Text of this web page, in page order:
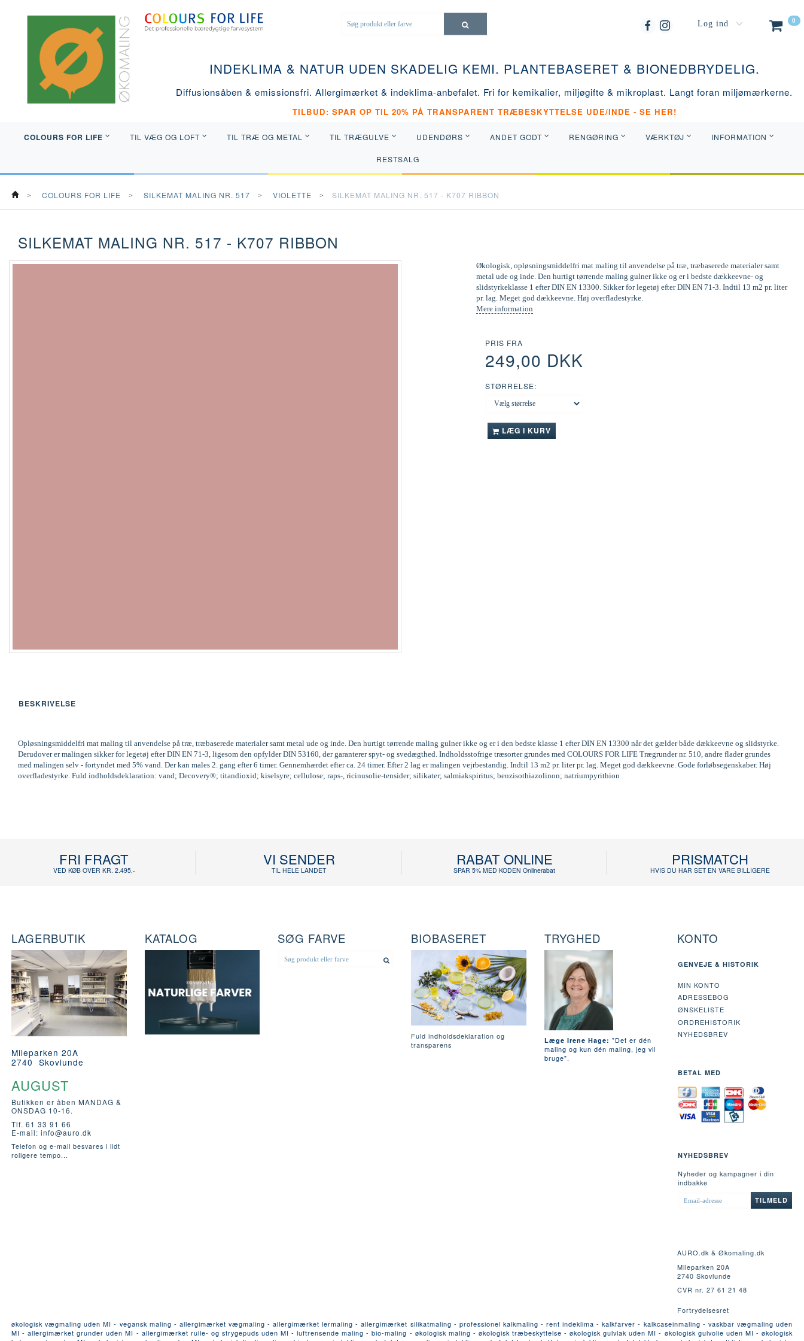
0
Log ind
INDEKLIMA & NATUR UDEN SKADELIG KEMI. PLANTEBASERET & BIONEDBRYDELIG.
Diffusionsåben & emissionsfri. Allergimærket & indeklima-anbefalet. Fri for kemikalier, miljøgifte & mikroplast. Langt foran miljømærkerne.
TILBUD: SPAR OP TIL 20% PÅ TRANSPARENT TRÆBESKYTTELSE UDE/INDE - SE HER!
COLOURS FOR LIFE TIL VÆG OG LOFT TIL TRÆ OG METAL TIL TRÆGULVE UDENDØRS ANDET GODT RENGØRING VÆRKTØJ INFORMATION
RESTSALG
COLOURS FOR LIFE SILKEMAT MALING NR. 517 VIOLETTE SILKEMAT MALING NR. 517 - K707 RIBBON
SILKEMAT MALING NR. 517 - K707 RIBBON
Økologisk, opløsningsmiddelfri mat maling til anvendelse på træ, træbaserede materialer samt
metal ude og inde. Den hurtigt tørrende maling gulner ikke og er i bedste dækkeevne- og
slidstyrkeklasse 1 efter DIN EN 13300. Sikker for legetøj efter DIN EN 71-3. Indtil 13 m2 pr. liter
pr. lag. Meget god dækkeevne. Høj overfladestyrke.
Mere information
PRIS FRA
249,00 DKK
STØRRELSE:
LÆG I KURV
BESKRIVELSE
Opløsningsmiddelfri mat maling til anvendelse på træ, træbaserede materialer samt metal ude og inde. Den hurtigt tørrende maling gulner ikke og er i den bedste klasse 1 efter DIN EN 13300 når det gælder både dækkeevne og slidstyrke.
Derudover er malingen sikker for legetøj efter DIN EN 71-3, ligesom den opfylder DIN 53160, der garanterer spyt- og svedægthed. Indholdsstofrige træsorter grundes med COLOURS FOR LIFE Trægrunder nr. 510, andre flader grundes
med malingen selv - fortyndet med 5% vand. Der kan males 2. gang efter 6 timer. Gennemhærdet efter ca. 24 timer. Efter 2 lag er malingen vejrbestandig. Indtil 13 m2 pr. liter pr. lag. Meget god dækkeevne. Gode forløbsegenskaber. Høj
overfladestyrke. Fuld indholdsdeklaration: vand; Decovery®; titandioxid; kiselsyre; cellulose; raps-, ricinusolie-tensider; silikater; salmiakspiritus; benzisothiazolinon; natriumpyrithion
FRI FRAGT
VED KØB OVER KR. 2.495,-
VI SENDER
TIL HELE LANDET
RABAT ONLINE
SPAR 5% MED KODEN Onlinerabat
PRISMATCH
HVIS DU HAR SET EN VARE BILLIGERE
LAGERBUTIK
Mileparken 20A
2740 Skovlunde
AUGUST
Butikken er åben MANDAG &
ONSDAG 10-16.
Tlf. 61 33 91 66
E-mail: info@auro.dk
Telefon og e-mail besvares i lidt
roligere tempo...
KATALOG SØG FARVE BIOBASERET
Fuld indholdsdeklaration og
transparens
TRYGHED
Læge Irene Hage: "Det er dén
maling og kun dén maling, jeg vil
bruge".
KONTO
GENVEJE & HISTORIK
MIN KONTO
ADRESSEBOG
ØNSKELISTE
ORDREHISTORIK
NYHEDSBREV
BETAL MED
NYHEDSBREV
Nyheder og kampagner i din
indbakke
EMAIL-
ADRESSE
TILMELD
AURO.dk & Økomaling.dk
Mileparken 20A
2740 Skovlunde
CVR nr. 27 61 21 48
Fortrydelsesret
økologisk vægmaling uden MI - vegansk maling - allergimærket vægmaling - allergimærket lermaling - allergimærket silikatmaling - professionel kalkmaling - rent indeklima - kalkfarver - kalkcaseinmaling - vaskbar vægmaling uden
MI - allergimærket grunder uden MI - allergimærket rulle- og strygepuds uden MI - luftrensende maling - bio-maling - økologisk maling - økologisk træbeskyttelse - økologisk gulvlak uden MI - økologisk gulvolie uden MI - økologisk